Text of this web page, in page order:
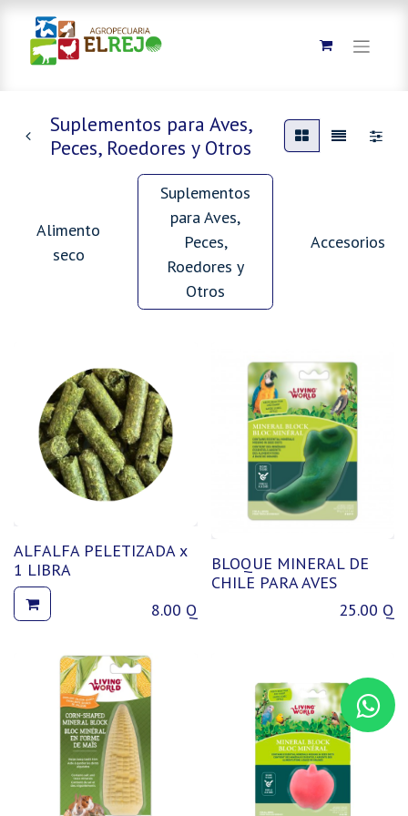
Suplementos para Aves,
Peces, Roedores y Otros
Alimento
seco
Suplementos
para Aves,
Peces,
Roedores y
Otros
Accesorios
ALFALFA PELETIZADA x
1 LIBRA
8.00 Q
BLOQUE MINERAL DE
CHILE PARA AVES
25.00 Q